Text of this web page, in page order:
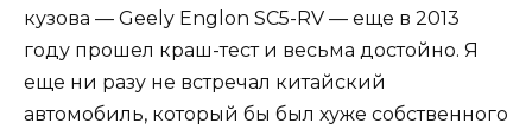
кузова — Geely Englon SC5-RV — еще в 2013
году прошел краш-тест и весьма достойно. Я
еще ни разу не встречал китайский
автомобиль, который бы был хуже собственного